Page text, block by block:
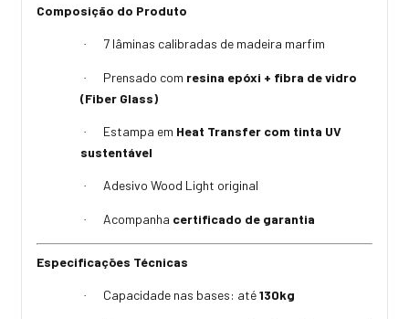
Composição do Produto
· 7 lâminas calibradas de madeira marfim
· Prensado com resina epóxi + fibra de vidro
(Fiber Glass)
· Estampa em Heat Transfer com tinta UV
sustentável
· Adesivo Wood Light original
· Acompanha certificado de garantia
Especificações Técnicas
· Capacidade nas bases: até130kg